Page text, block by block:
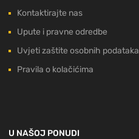
Kontaktirajte nas
Upute i pravne odredbe
Uvjeti zaštite osobnih podataka
Pravila o kolačićima
U NAŠOJ PONUDI